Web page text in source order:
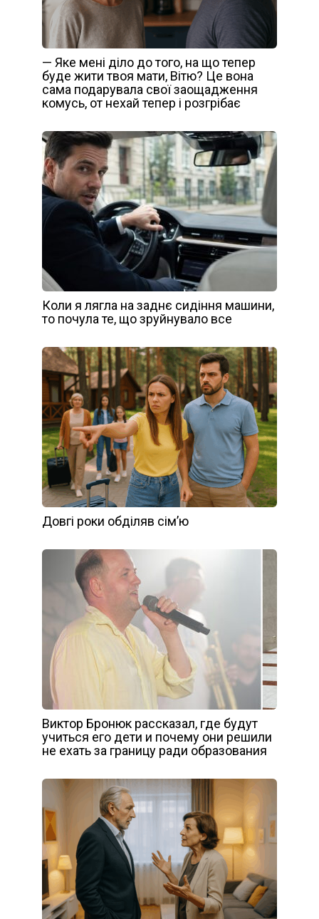
— Яке мені діло до того, на що тепер
буде жити твоя мати, Вітю? Це вона
сама подарувала свої заощадження
комусь, от нехай тепер і розгрібає
Коли я лягла на заднє сидіння машини,
то почула те, що зруйнувало все
Довгі роки обділяв сім’ю
Виктор Бронюк рассказал, где будут
учиться его дети и почему они решили
не ехать за границу ради образования